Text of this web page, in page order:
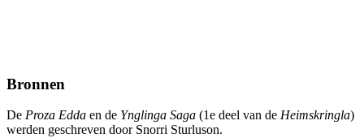
Bronnen
De Proza Edda en de Ynglinga Saga (1e deel van de Heimskringla)
werden geschreven door Snorri Sturluson.